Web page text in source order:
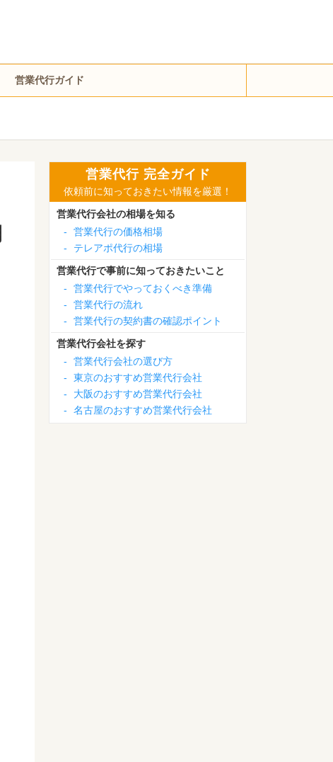
営業代行ガイド
営業代行 完全ガイド
依頼前に知っておきたい情報を厳選！
営業代行会社の相場を知る
-
営業代行の価格相場
-
テレアポ代行の相場
営業代行で事前に知っておきたいこと
-
営業代行でやっておくべき準備
-
営業代行の流れ
-
営業代行の契約書の確認ポイント
営業代行会社を探す
-
営業代行会社の選び方
-
東京のおすすめ営業代行会社
-
大阪のおすすめ営業代行会社
-
名古屋のおすすめ営業代行会社